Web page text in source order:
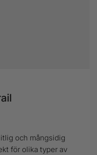
och mångsidig
för olika typer av